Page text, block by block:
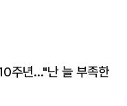
주년…"난 늘 부족한